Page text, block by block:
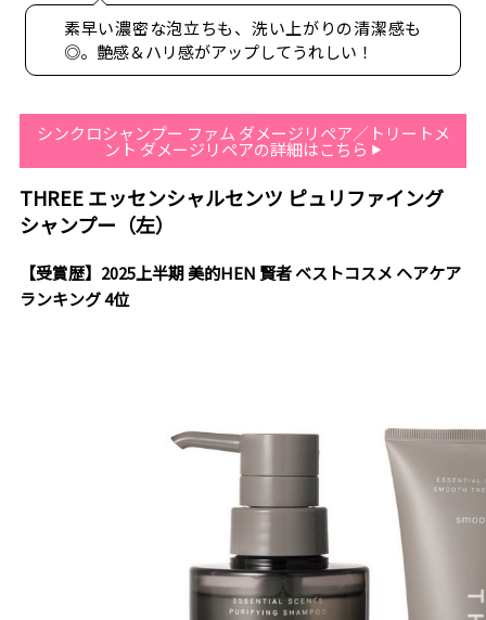
素早い濃密な泡立ちも、洗い上がりの清潔感も
◎。艶感＆ハリ感がアップしてうれしい！
シンクロシャンプー ファム ダメージリペア／トリートメ
ント ダメージリペアの詳細はこちら
THREE エッセンシャルセンツ ピュリファイング
シャンプー（左）
【受賞歴】2025上半期 美的HEN 賢者 ベストコスメ ヘアケア
ランキング 4位